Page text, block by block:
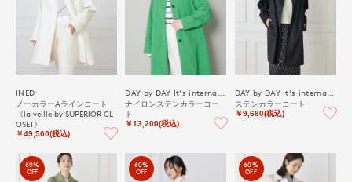
INED
ノーカラーAラインコート
《la veille by SUPERIOR CL
OSET》
￥49,500(税込)
ナイロンステンカラーコー
ト
￥13,200(税込)
ステンカラーコート
￥9,680(税込)
60%
OFF
60%
OFF
60%
OFF